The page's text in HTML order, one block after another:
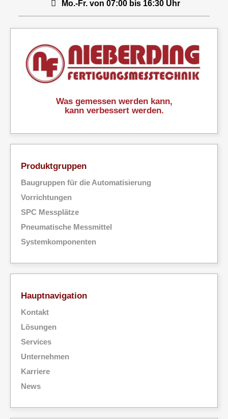
Mo.-Fr. von 07:00 bis 16:30 Uhr
Was gemessen werden kann,
kann verbessert werden.
Produktgruppen
Baugruppen für die Automatisierung
Vorrichtungen
SPC Messplätze
Pneumatische Messmittel
Systemkomponenten
Hauptnavigation
Kontakt
Lösungen
Services
Unternehmen
Karriere
News